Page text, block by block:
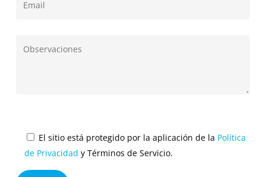
El sitio está protegido por la aplicación de la Política
de Privacidad y Términos de Servicio.